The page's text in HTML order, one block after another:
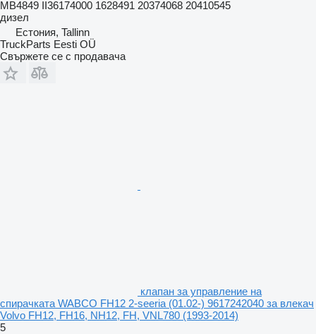
MB4849 II36174000 1628491 20374068 20410545
дизел
Естония, Tallinn
TruckParts Eesti OÜ
Свържете се с продавача
клапан за управление на
спирачката WABCO FH12 2-seeria (01.02-) 9617242040 за влекач
Volvo FH12, FH16, NH12, FH, VNL780 (1993-2014)
5